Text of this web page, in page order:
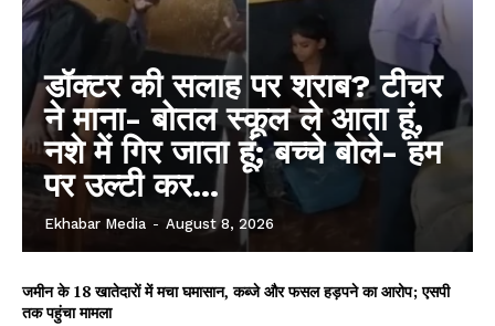
डॉक्टर की सलाह पर शराब? टीचर
ने माना- बोतल स्कूल ले आता हूं,
नशे में गिर जाता हूं; बच्चे बोले- हम
पर उल्टी कर...
Ekhabar Media - August 8, 2026
जमीन के 18 खातेदारों में मचा घमासान, कब्जे और फसल हड़पने का आरोप; एसपी
तक पहुंचा मामला